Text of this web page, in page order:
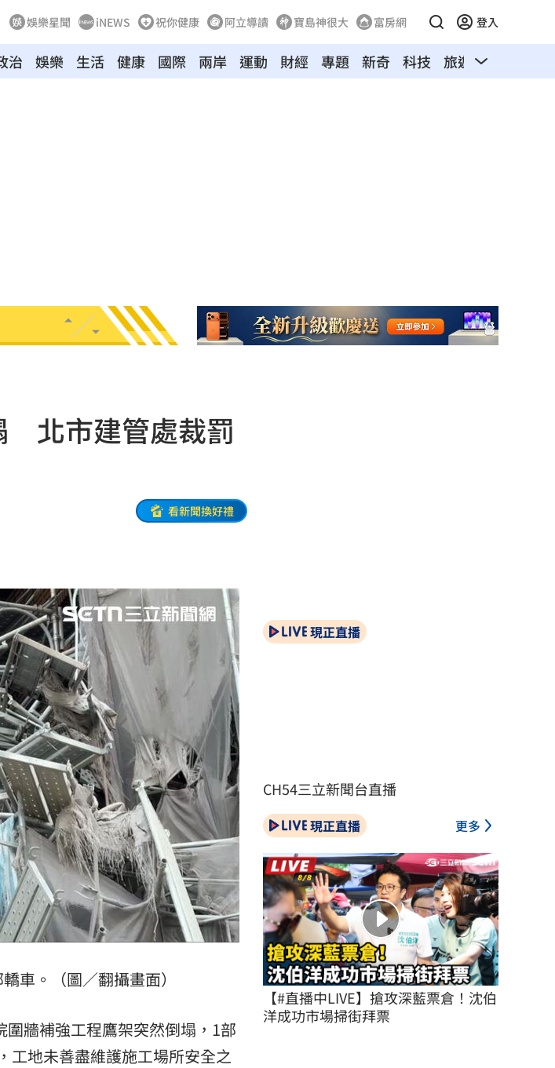
娛樂星聞 iNEWS 祝你健康 阿立導讀 寶島神很大 富房網 登入
治 娛樂 生活 健康 國際 兩岸 運動 財經 專題 新奇 科技 旅遊 汽車
北市建管處裁罰
看新聞換好禮
車。（圖／翻攝畫面）
圍牆補強工程鷹架突然倒塌，1部
工地未善盡維護施工場所安全之
現正直播
CH54三立新聞台直播
現正直播 更多
【#直播中LIVE】搶攻深藍票倉！沈伯
洋成功市場掃街拜票